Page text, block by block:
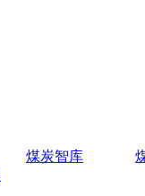
煤炭智库